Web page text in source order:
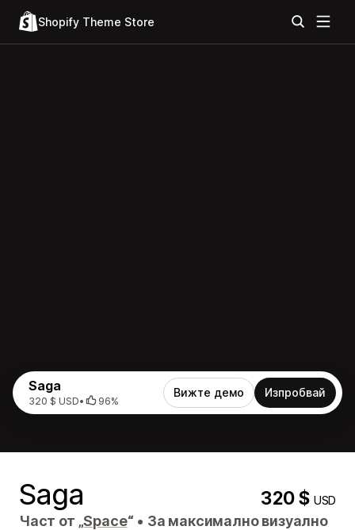
Shopify Theme Store
Saga
320 $ USD• 96%
Вижте демо Изпробвай
Saga 320 $USD
Част от „Space“ • За максимално визуално